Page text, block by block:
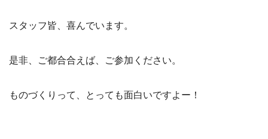
スタッフ皆、喜んでいます。
是非、ご都合合えば、ご参加ください。
ものづくりって、とっても面白いですよー！